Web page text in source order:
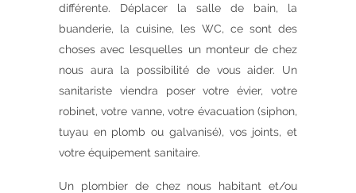
différente. Déplacer la salle de bain, la
buanderie, la cuisine, les WC, ce sont des
choses avec lesquelles un monteur de chez
nous aura la possibilité de vous aider. Un
sanitariste viendra poser votre évier, votre
robinet, votre vanne, votre évacuation (siphon,
tuyau en plomb ou galvanisé), vos joints, et
votre équipement sanitaire.
Un plombier de chez nous habitant et/ou